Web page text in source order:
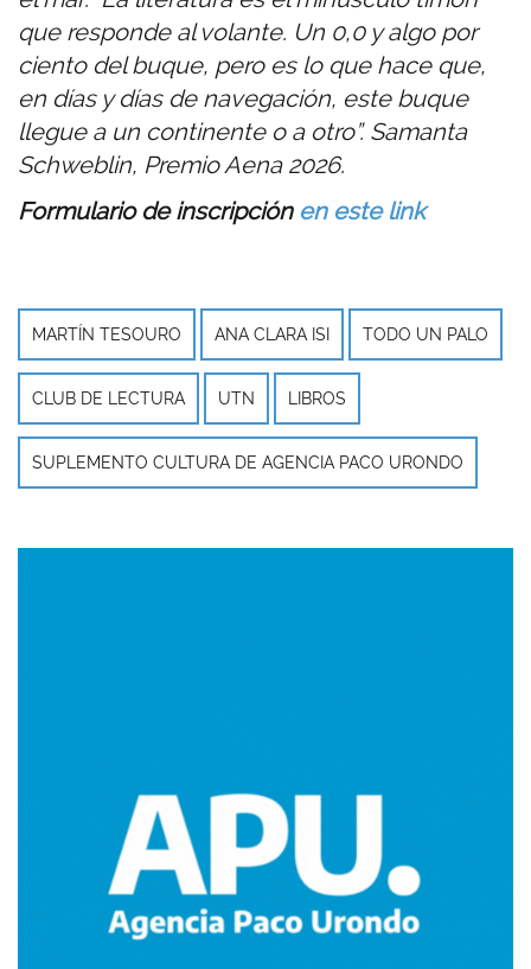
que responde al volante. Un 0,0 y algo por
ciento del buque, pero es lo que hace que,
en días y días de navegación, este buque
llegue a un continente o a otro”. Samanta
Schweblin, Premio Aena 2026.
Formulario de inscripción en este link
MARTÍN TESOURO ANA CLARA ISI TODO UN PALO
CLUB DE LECTURA UTN LIBROS
SUPLEMENTO CULTURA DE AGENCIA PACO URONDO